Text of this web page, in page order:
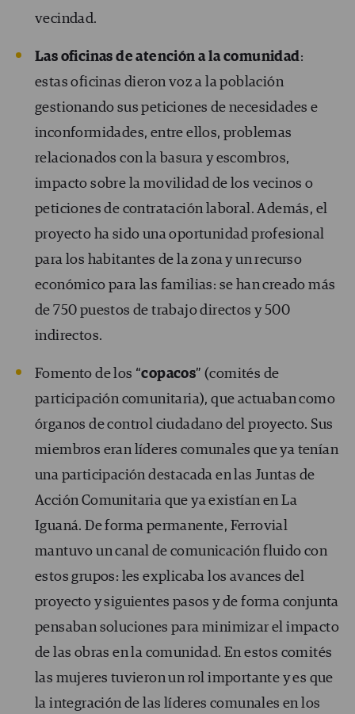
vecindad.
Las oficinas de atención a la comunidad:
estas oficinas dieron voz a la población
gestionando sus peticiones de necesidades e
inconformidades, entre ellos, problemas
relacionados con la basura y escombros,
impacto sobre la movilidad de los vecinos o
peticiones de contratación laboral. Además, el
proyecto ha sido una oportunidad profesional
para los habitantes de la zona y un recurso
económico para las familias: se han creado más
de 750 puestos de trabajo directos y 500
indirectos.
Fomento de los “copacos” (comités de
participación comunitaria), que actuaban como
órganos de control ciudadano del proyecto. Sus
miembros eran líderes comunales que ya tenían
una participación destacada en las Juntas de
Acción Comunitaria que ya existían en La
Iguaná. De forma permanente, Ferrovial
mantuvo un canal de comunicación fluido con
estos grupos: les explicaba los avances del
proyecto y siguientes pasos y de forma conjunta
pensaban soluciones para minimizar el impacto
de las obras en la comunidad. En estos comités
las mujeres tuvieron un rol importante y es que
la integración de las líderes comunales en los